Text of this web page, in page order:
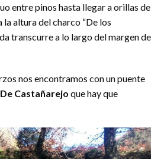
entre pinos hasta llegar a orillas de
altura del charco “De los
transcurre a lo largo del margen de
nos encontramos con un puente
Castañarejo que hay que